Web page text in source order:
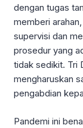
dengan tugas
memberi
supervisi dan
prosedur yang
tidak sedikit. Tri
mengharuskan
pengabdian
Pandemi ini